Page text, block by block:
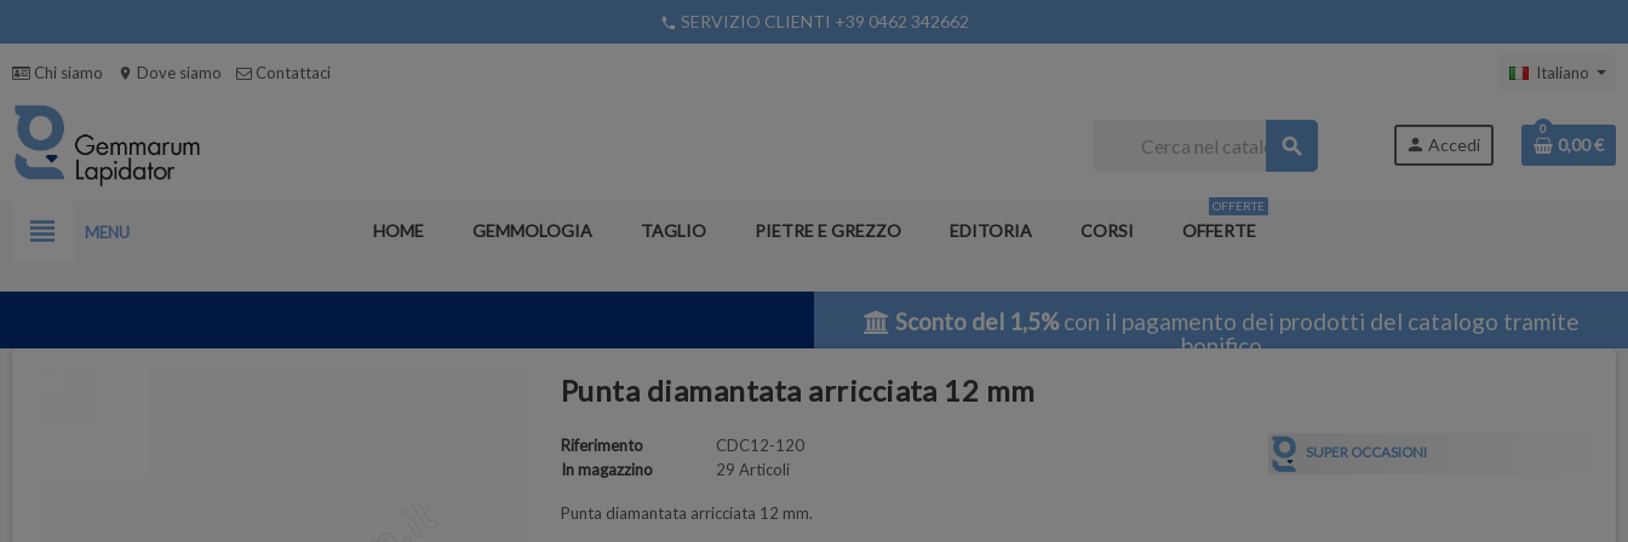
phone SERVIZIO CLIENTI +39 0462 342662
Chi siamo location_on Dove siamo Contattaci Italiano
search person Accedi
0
0,00 €
view_headline MENU HOME GEMMOLOGIA TAGLIO PIETRE E GREZZO EDITORIA CORSI OFFERTE
OFFERTE
Sconto del 1,5%con il pagamento dei prodotti del catalogo tramite
bonifico
Punta diamantata arricciata 12 mm
Riferimento
CDC12-120
In magazzino
29 Articoli
Punta diamantata arricciata 12 mm.
SUPER OCCASIONI